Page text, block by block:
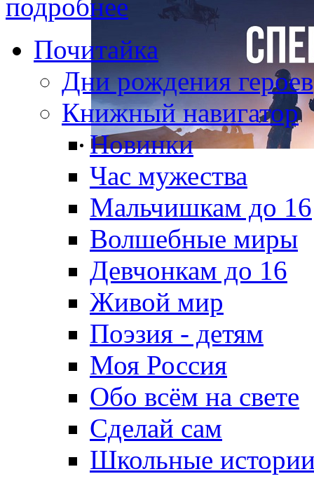
подробнее
Почитайка
Дни рождения героев
Книжный навигатор
Новинки
Час мужества
Мальчишкам до 16
Волшебные миры
Девчонкам до 16
Живой мир
Поэзия - детям
Моя Россия
Обо всём на свете
Сделай сам
Школьные